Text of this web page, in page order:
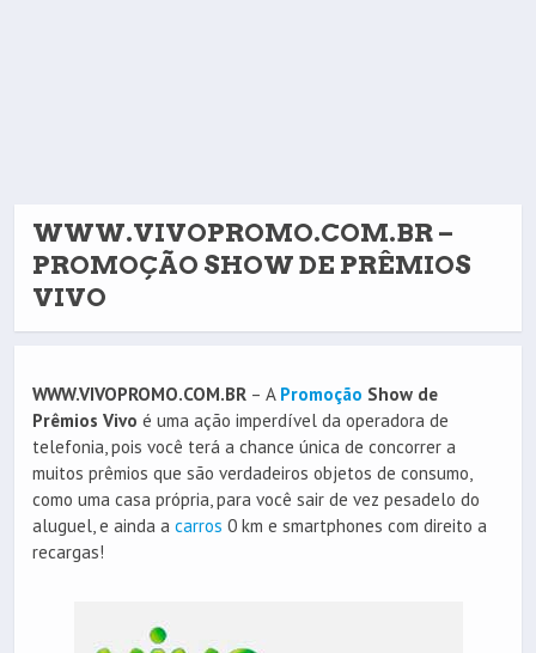
WWW.VIVOPROMO.COM.BR –
PROMOÇÃO SHOW DE PRÊMIOS
VIVO
WWW.VIVOPROMO.COM.BR – A Promoção Show de
Prêmios Vivo é uma ação imperdível da operadora de
telefonia, pois você terá a chance única de concorrer a
muitos prêmios que são verdadeiros objetos de consumo,
como uma casa própria, para você sair de vez pesadelo do
aluguel, e ainda a carros 0 km e smartphones com direito a
recargas!